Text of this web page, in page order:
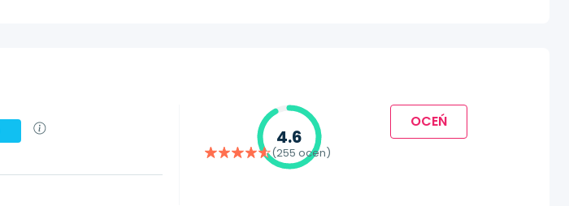
4.6
(255 ocen)
OCEŃ